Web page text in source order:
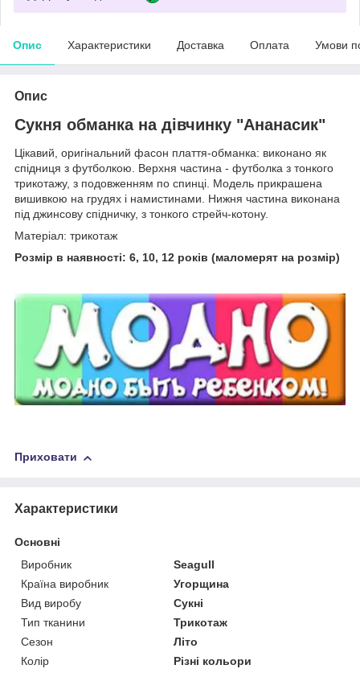
Опис Характеристики Доставка Оплата Умови
Опис
Сукня обманка на дівчинку "Ананасик"
Цікавий, оригінальний фасон плаття-обманка: виконано як
спідниця з футболкою. Верхня частина - футболка з тонкого
трикотажу, з подовженням по спинці. Модель прикрашена
вишивкою на грудях і намистинами. Нижня частина виконана
під джинсову спідничку, з тонкого стрейч-котону.
Матеріал: трикотаж
Розмір в наявності: 6, 10, 12 років (маломерят на розмір)
Приховати
Характеристики
Основні
Виробник
Seagull
Країна виробник
Угорщина
Вид виробу
Сукні
Тип тканини
Трикотаж
Сезон
Літо
Колір
Різні кольори